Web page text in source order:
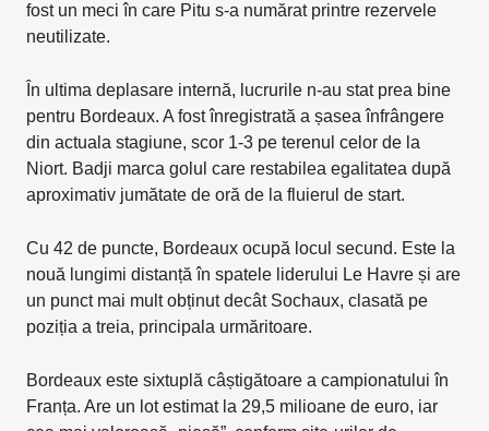
fost un meci în care Pitu s-a numărat printre rezervele
neutilizate.
În ultima deplasare internă, lucrurile n-au stat prea bine
pentru Bordeaux. A fost înregistrată a șasea înfrângere
din actuala stagiune, scor 1-3 pe terenul celor de la
Niort. Badji marca golul care restabilea egalitatea după
aproximativ jumătate de oră de la fluierul de start.
Cu 42 de puncte, Bordeaux ocupă locul secund. Este la
nouă lungimi distanță în spatele liderului Le Havre și are
un punct mai mult obținut decât Sochaux, clasată pe
poziția a treia, principala urmăritoare.
Bordeaux este sixtuplă câștigătoare a campionatului în
Franța. Are un lot estimat la 29,5 milioane de euro, iar